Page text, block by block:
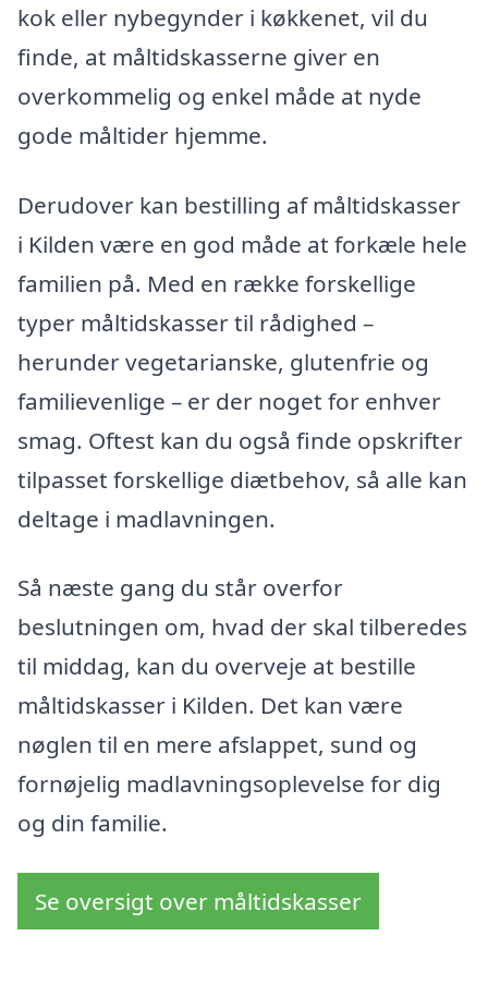
kok eller nybegynder i køkkenet, vil du
finde, at måltidskasserne giver en
overkommelig og enkel måde at nyde
gode måltider hjemme.
Derudover kan bestilling af måltidskasser
i Kilden være en god måde at forkæle hele
familien på. Med en række forskellige
typer måltidskasser til rådighed –
herunder vegetarianske, glutenfrie og
familievenlige – er der noget for enhver
smag. Oftest kan du også finde opskrifter
tilpasset forskellige diætbehov, så alle kan
deltage i madlavningen.
Så næste gang du står overfor
beslutningen om, hvad der skal tilberedes
til middag, kan du overveje at bestille
måltidskasser i Kilden. Det kan være
nøglen til en mere afslappet, sund og
fornøjelig madlavningsoplevelse for dig
og din familie.
Se oversigt over måltidskasser